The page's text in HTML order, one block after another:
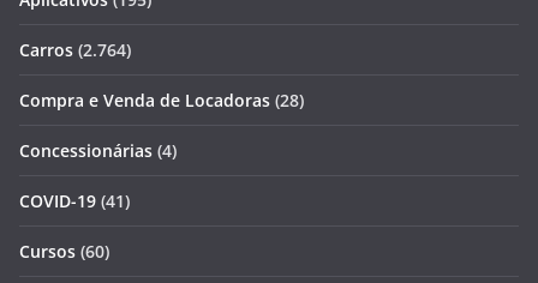
Carros (2.764)
Compra e Venda de Locadoras (28)
Concessionárias (4)
COVID-19 (41)
Cursos (60)